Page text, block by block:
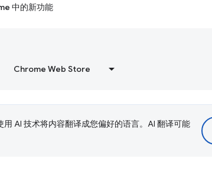
中的新功能
Chrome Web Store
用 AI 技术将内容翻译成您偏好的语言。AI 翻译可能